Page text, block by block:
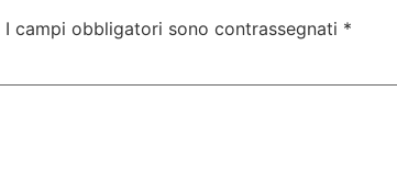
I campi obbligatori sono contrassegnati *